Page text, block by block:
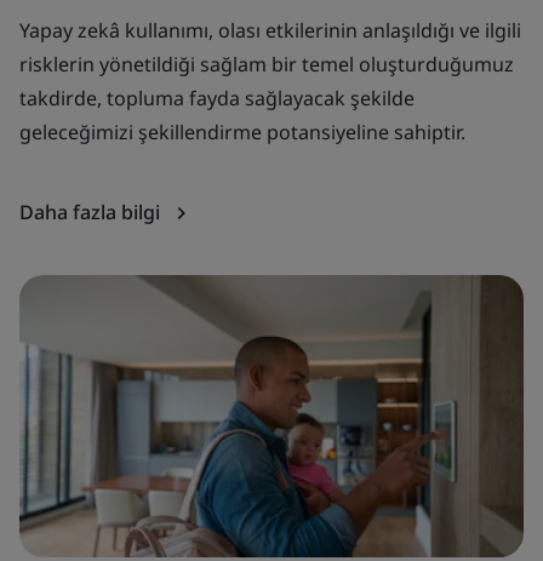
Yapay zekâ kullanımı, olası etkilerinin anlaşıldığı ve ilgili
risklerin yönetildiği sağlam bir temel oluşturduğumuz
takdirde, topluma fayda sağlayacak şekilde
geleceğimizi şekillendirme potansiyeline sahiptir.
Daha fazla bilgi